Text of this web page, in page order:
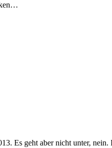
Es geht aber nicht unter,